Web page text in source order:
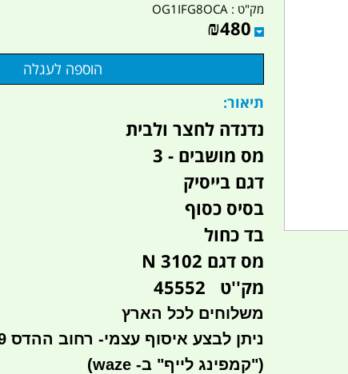
מק"ט :OG1IFG8OCA
₪480
תיאור:
נדנדה לחצר ולבית
מס מושבים - 3
דגם בייסיק
בסיס כסוף
בד כחול
מס דגם N 3102
מק''ט 45552
משלוחים לכל הארץ
ניתן לבצע איסוף עצמי- רחוב ההדס 19 אור עקיבא
("קמפינג לייף" ב- waze)